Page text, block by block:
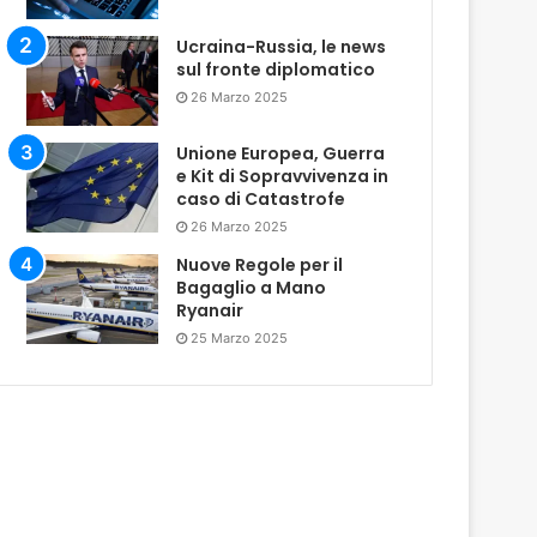
Ucraina-Russia, le news
sul fronte diplomatico
26 Marzo 2025
Unione Europea, Guerra
e Kit di Sopravvivenza in
caso di Catastrofe
26 Marzo 2025
Nuove Regole per il
Bagaglio a Mano
Ryanair
25 Marzo 2025